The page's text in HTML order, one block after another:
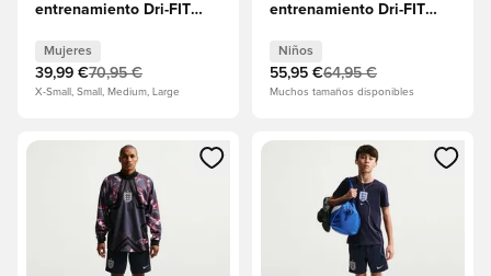
entrenamiento Dri-FIT
EURO 2025 - Púrpura
vívido/Negro Mujeres
Mujeres
39,99 €70,95 €
X-Small, Small, Medium, Large
entrenamiento Dri-FIT
Mundo 2026 - Work
Blue/Obsidiana/Blanco
Niños
Niños
55,95 €64,95 €
Muchos tamaños disponibles
Abre un modal para iniciar sesión o registrarse como
Abre un modal para iniciar